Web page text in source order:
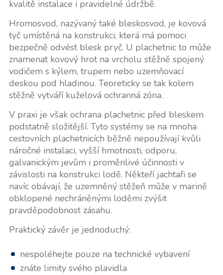
kvalitě instalace i pravidelné údržbě.
Hromosvod, nazývaný také bleskosvod, je kovová
tyč umístěná na konstrukci, která má pomoci
bezpečně odvést blesk pryč. U plachetnic to může
znamenat kovový hrot na vrcholu stěžně spojený
vodičem s kýlem, trupem nebo uzemňovací
deskou pod hladinou. Teoreticky se tak kolem
stěžně vytváří kuželová ochranná zóna.
V praxi je však ochrana plachetnic před bleskem
podstatně složitější. Tyto systémy se na mnoha
cestovních plachetnicích běžně nepoužívají kvůli
náročné instalaci, vyšší hmotnosti, odporu,
galvanickým jevům i proměnlivé účinnosti v
závislosti na konstrukci lodě. Někteří jachtaři se
navíc obávají, že uzemněný stěžeň může v marině
obklopené nechráněnými loděmi zvýšit
pravděpodobnost zásahu.
Praktický závěr je jednoduchý:
nespoléhejte pouze na technické vybavení
znáte limity svého plavidla